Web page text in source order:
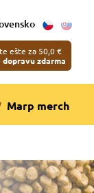
ešte za 50,0 €
dopravu zdarma
Marp merch